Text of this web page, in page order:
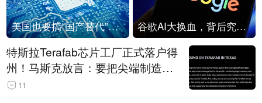
美国也要搞“国产替代”？先算清三笔账 谷歌AI大换血，背后究竟发生了什么？
特斯拉Terafab芯片工厂正式落户得
州！马斯克放言：要把尖端制造带
回美国
11